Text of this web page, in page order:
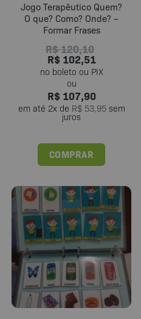
Jogo Terapêutico Quem?
O que? Como? Onde? –
Formar Frases
R$120,10
R$102,51
R$107,90
em até 2x de R$53,95sem
juros
COMPRAR